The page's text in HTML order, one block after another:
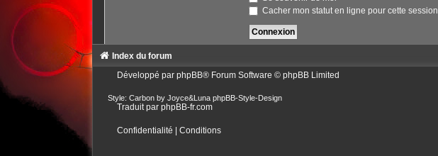
Cacher mon statut en ligne pour cette session
Index du forum
Développé par phpBB® Forum Software © phpBB Limited
Style: Carbon by Joyce&Luna phpBB-Style-Design
Traduit par phpBB-fr.com
Confidentialité Conditions